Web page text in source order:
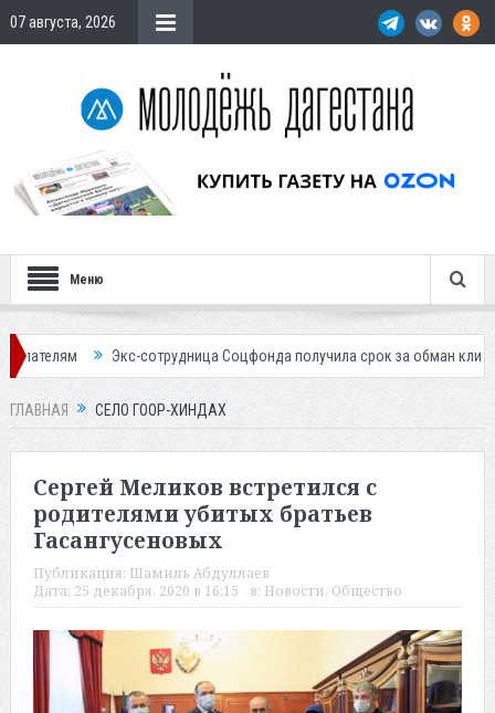
07 августа, 2026
Меню
Экс-сотрудница Соцфонда получила срок за обман клиентов
ГЛАВНАЯ СЕЛО ГООР-ХИНДАХ
Сергей Меликов встретился с
родителями убитых братьев
Гасангусеновых
Публикация: Шамиль Абдуллаев
Дата: 25 декабря, 2020 в 16:15 в: Новости, Общество